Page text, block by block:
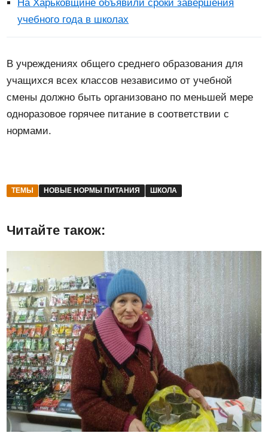
На Харьковщине объявили сроки завершения
учебного года в школах
В учреждениях общего среднего образования для
учащихся всех классов независимо от учебной
смены должно быть организовано по меньшей мере
одноразовое горячее питание в соответствии с
нормами.
ТЕМЫ НОВЫЕ НОРМЫ ПИТАНИЯ ШКОЛА
Читайте також: